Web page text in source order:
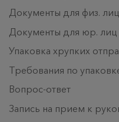
Документы для физ. лиц
Документы для юр. лиц
Упаковка хрупких
Требования по
Вопрос-ответ
Запись на прием к